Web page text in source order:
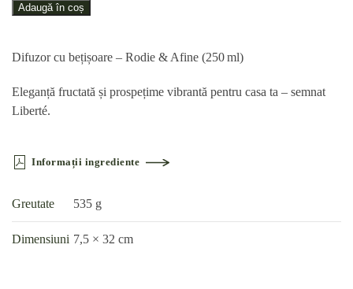
cu
Rodie
Afine
Adaugă în coș
Difuzor cu bețișoare – Rodie & Afine (250 ml)
Eleganță fructată și prospețime vibrantă pentru casa ta – semnat
Liberté.
Informații ingrediente
Greutate 535 g
Dimensiuni 7,5 × 32 cm